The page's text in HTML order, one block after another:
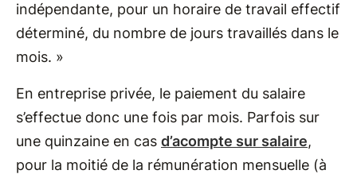
indépendante, pour un horaire de travail effectif
déterminé, du nombre de jours travaillés dans le
mois. ​​»
En entreprise privée, le paiement du salaire
s’effectue donc une fois par mois. Parfois sur
une quinzaine en cas d’acompte sur salaire,
pour la moitié de la rémunération mensuelle (à